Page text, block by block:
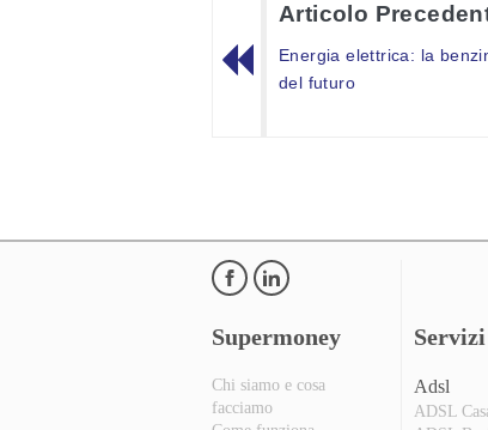
Articolo
Energia elettrica: la
del futuro
Supermoney
Chi siamo e cosa
facciamo
Adsl
ADSL